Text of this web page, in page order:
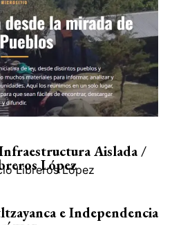
Aislada /
López
Libreros López
e Independencia